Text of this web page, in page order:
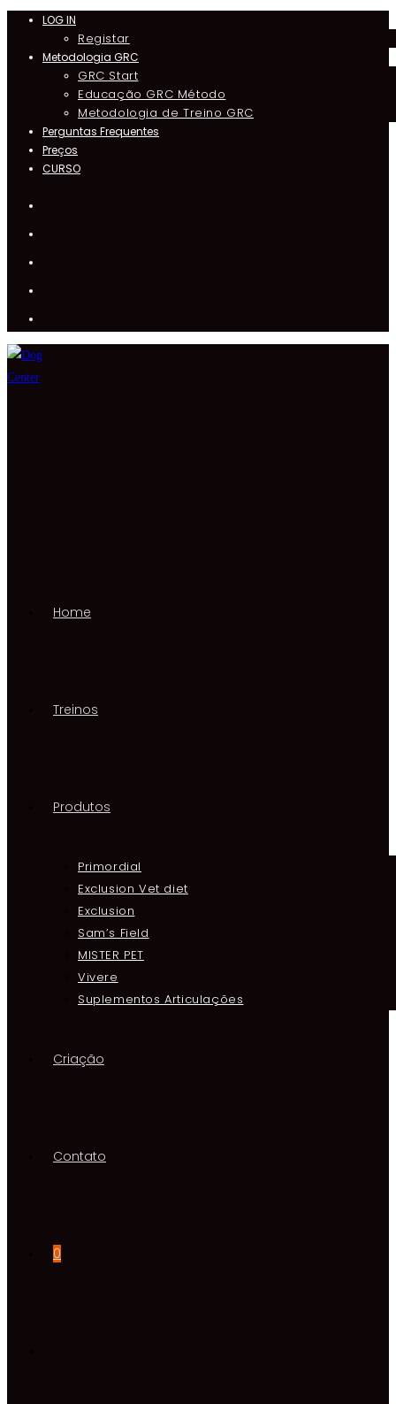
LOG IN
Registar
Metodologia GRC
GRC Start
Educação GRC Método
Metodologia de Treino GRC
Perguntas Frequentes
Preços
CURSO
Home
Treinos
Produtos
Primordial
Exclusion Vet diet
Exclusion
Sam’s Field
MISTER PET
Vivere
Suplementos Articulações
Criação
Contato
0